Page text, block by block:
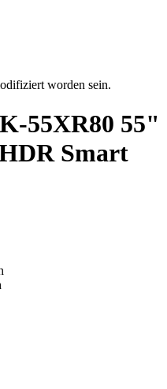
worden sein.
55XR80 55"
Smart